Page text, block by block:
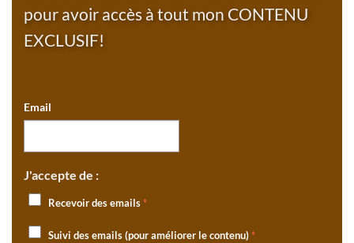
pour avoir accès à tout mon CONTENU
EXCLUSIF!
Email
J'accepte de :
Recevoir des emails*
Suivi des emails (pour améliorer le contenu)*